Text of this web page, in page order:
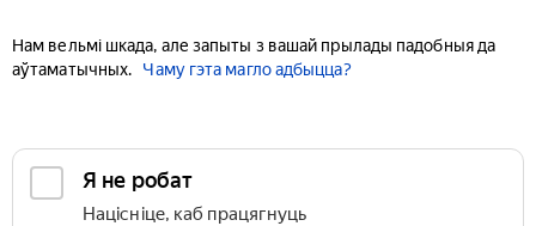
Нам вельмі шкада, але запыты з вашай прылады падобныя да
аўтаматычных.
Чаму гэта магло адбыцца?
Я не робат
Націсніце, каб працягнуць